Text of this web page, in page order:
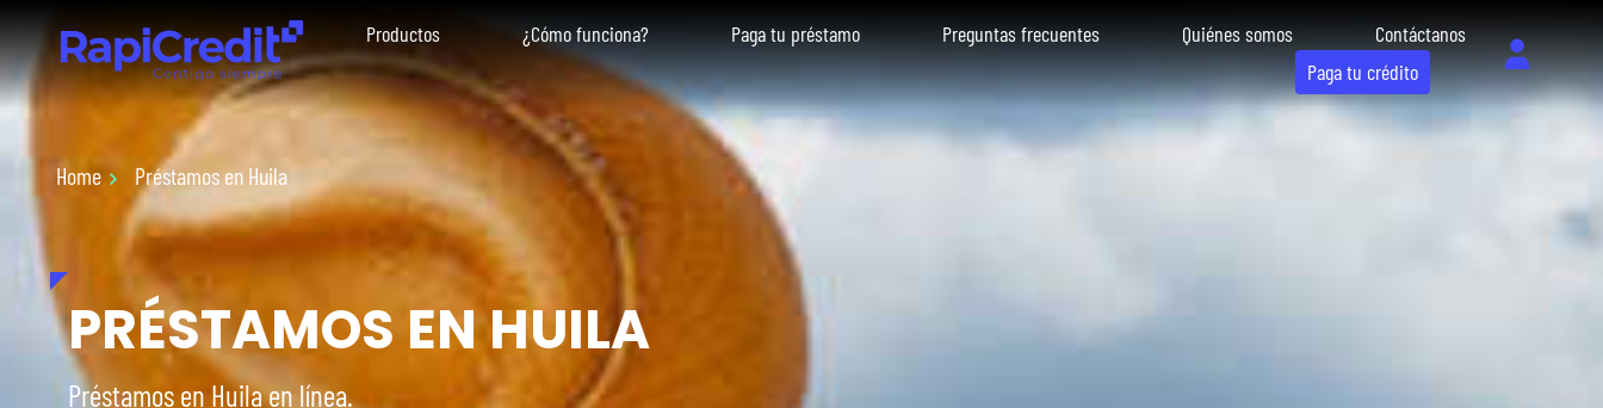
Productos ¿Cómo funciona? Paga tu préstamo Preguntas frecuentes Quiénes somos
Contáctanos
Paga tu crédito
PRÉSTAMOS EN HUILA
Préstamos en Huila en línea.
Home Préstamos en Huila